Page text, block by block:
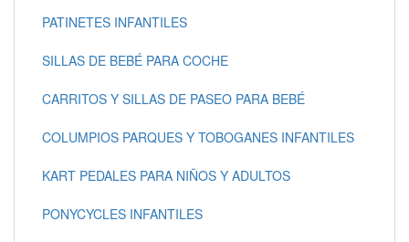
PATINETES INFANTILES
SILLAS DE BEBÉ PARA COCHE
CARRITOS Y SILLAS DE PASEO PARA BEBÉ
COLUMPIOS PARQUES Y TOBOGANES INFANTILES
KART PEDALES PARA NIÑOS Y ADULTOS
PONYCYCLES INFANTILES